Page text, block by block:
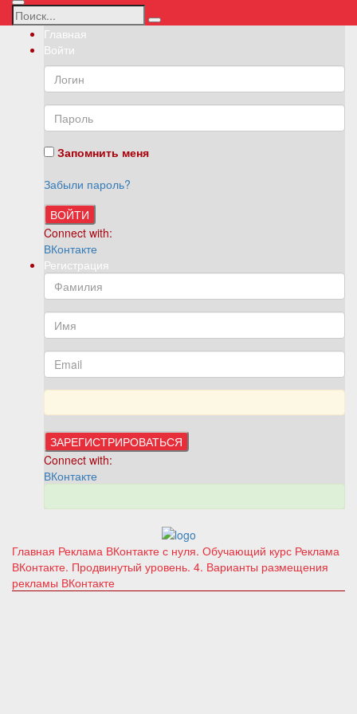
Главная
Войти
Запомнить меня
Забыли пароль?
ВОЙТИ
Connect with:
ВКонтакте
Регистрация
Connect with:
ВКонтакте
Главная Реклама ВКонтакте с нуля. Обучающий курс Реклама
ВКонтакте. Продвинутый уровень. 4. Варианты размещения
рекламы ВКонтакте